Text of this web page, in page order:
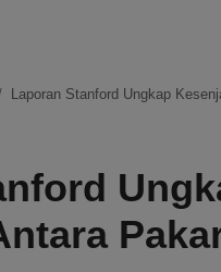
Laporan Stanford Ungkap